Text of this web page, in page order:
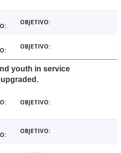
youth in service